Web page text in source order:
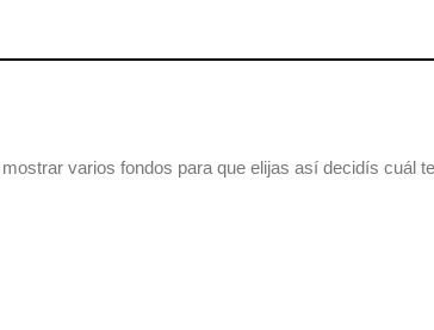
varios fondos para que elijas así decidís cuál